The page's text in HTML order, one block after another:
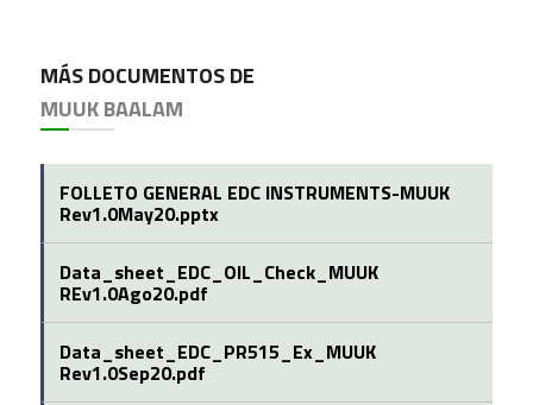
MÁS DOCUMENTOS DE
MUUK BAALAM
FOLLETO GENERAL EDC INSTRUMENTS-MUUK
Rev1.0May20.pptx
Data_sheet_EDC_OIL_Check_MUUK
REv1.0Ago20.pdf
Data_sheet_EDC_PR515_Ex_MUUK
Rev1.0Sep20.pdf